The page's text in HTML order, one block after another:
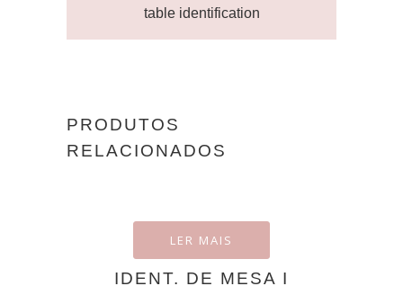
table identification
PRODUTOS
RELACIONADOS
LER MAIS
IDENT. DE MESA I